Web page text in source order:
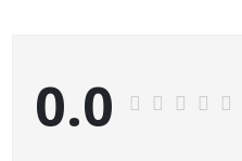
0.0